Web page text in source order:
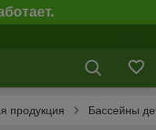
продукция Бассейны